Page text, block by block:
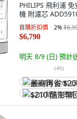
PHILIPS 飛利浦
機 附濾芯
首購折扣價 2%
$6,790
明天 8/9 (日) 預計
(40)
最高再省 $200 (
$210 酷澎幣回饋